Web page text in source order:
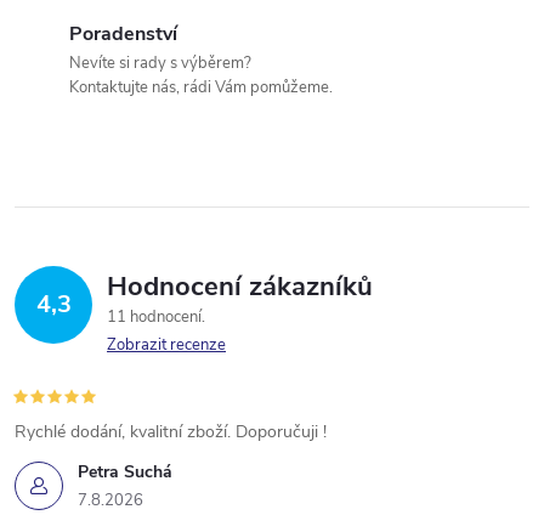
p
r
v
y
v
Poradenství
Nevíte si rady s výběrem?
Kontaktujte nás, rádi Vám pomůžeme.
4,3 Hodnocení zákazníků
11 hodnocení
Zobrazit recenze
Petra Suchá
7.8.2026
Rychlé dodání, kvalitní zboží. Doporučuji !